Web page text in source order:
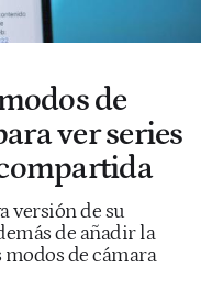
de
ver series
versión de su
de añadir la
de cámara